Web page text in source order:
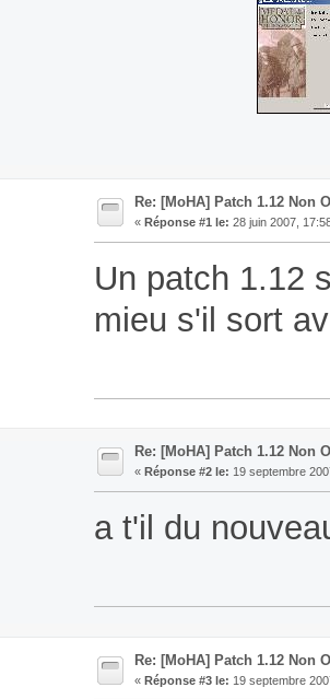
Re: [MoHA] Patch 1.12 Non
« Réponse #1 le: 28 juin 2007,
Un patch 1.12
mieu s'il sort
Re: [MoHA] Patch 1.12 Non
« Réponse #2 le: 19 septembre
a t'il du
Re: [MoHA] Patch 1.12 Non
« Réponse #3 le: 19 septembre